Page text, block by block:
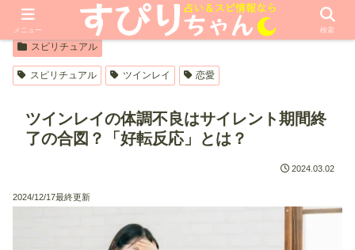
【PR】本ページはプロモーションが含まれています
スピリチュアル
スピリチュアル ツインレイ 恋愛
ツインレイの体調不良はサイレント期間終
了の合図？「好転反応」とは？
2024.03.02
2024/12/17最終更新
メニュー 検索